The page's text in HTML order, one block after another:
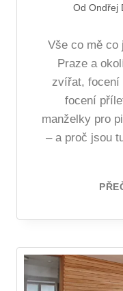
Od Ondřej
Vše co mě co
Praze a
zvířat, focení
focení
manželky pro
– a proč jsou